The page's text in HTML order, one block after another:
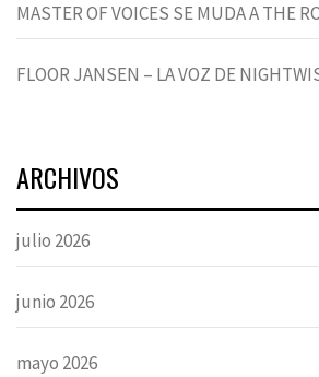
MASTER OF VOICES SE MUDA A THE
FLOOR JANSEN – LA VOZ DE
ARCHIVOS
julio 2026
junio 2026
mayo 2026